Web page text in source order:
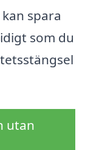
spara
som du
utan